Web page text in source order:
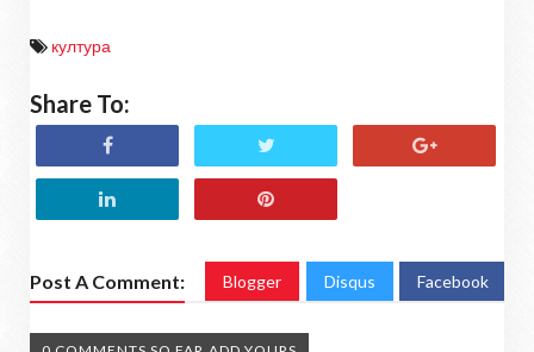
култура
Share To:
Post A Comment: Blogger Disqus Facebook